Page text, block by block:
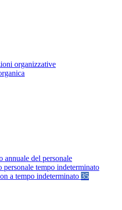
organizzative
annuale del personale
personale tempo indeterminato
a tempo indeterminato 35